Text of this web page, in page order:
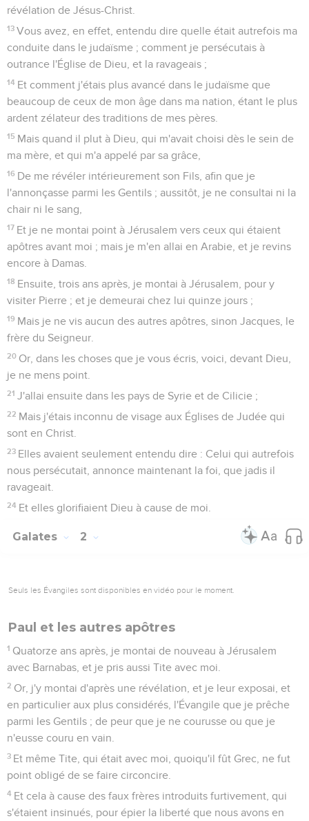
révélation de Jésus-Christ.
13 Vous avez, en effet, entendu dire quelle était autrefois ma
conduite dans le judaïsme ; comment je persécutais à
outrance l'Église de Dieu, et la ravageais ;
14 Et comment j'étais plus avancé dans le judaïsme que
beaucoup de ceux de mon âge dans ma nation, étant le plus
ardent zélateur des traditions de mes pères.
15 Mais quand il plut à Dieu, qui m'avait choisi dès le sein de
ma mère, et qui m'a appelé par sa grâce,
16 De me révéler intérieurement son Fils, afin que je
l'annonçasse parmi les Gentils ; aussitôt, je ne consultai ni la
chair ni le sang,
17 Et je ne montai point à Jérusalem vers ceux qui étaient
apôtres avant moi ; mais je m'en allai en Arabie, et je revins
encore à Damas.
18 Ensuite, trois ans après, je montai à Jérusalem, pour y
visiter Pierre ; et je demeurai chez lui quinze jours ;
19 Mais je ne vis aucun des autres apôtres, sinon Jacques, le
frère du Seigneur.
20 Or, dans les choses que je vous écris, voici, devant Dieu,
je ne mens point.
21 J'allai ensuite dans les pays de Syrie et de Cilicie ;
22 Mais j'étais inconnu de visage aux Églises de Judée qui
sont en Christ.
23 Elles avaient seulement entendu dire : Celui qui autrefois
nous persécutait, annonce maintenant la foi, que jadis il
ravageait.
24 Et elles glorifiaient Dieu à cause de moi.
Galates 2
Seuls les Évangiles sont disponibles en vidéo pour le moment.
Paul et les autres apôtres
1 Quatorze ans après, je montai de nouveau à Jérusalem
avec Barnabas, et je pris aussi Tite avec moi.
2 Or, j'y montai d'après une révélation, et je leur exposai, et
en particulier aux plus considérés, l'Évangile que je prêche
parmi les Gentils ; de peur que je ne courusse ou que je
n'eusse couru en vain.
3 Et même Tite, qui était avec moi, quoiqu'il fût Grec, ne fut
point obligé de se faire circoncire.
4 Et cela à cause des faux frères introduits furtivement, qui
s'étaient insinués, pour épier la liberté que nous avons en